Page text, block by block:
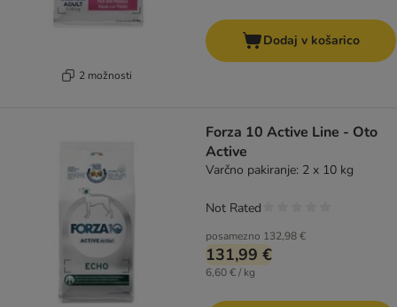
2 možnosti
Dodaj v košarico
Forza 10 Active Line - Oto
Active
Varčno pakiranje: 2 x 10 kg
posamezno 132,98 €
131,99 €
6,60 € / kg
Not Rated